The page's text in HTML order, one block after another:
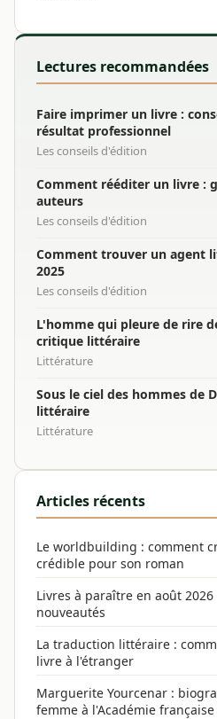
Lectures recommandées
Faire imprimer un livre :
résultat professionnel
Les conseils d'édition
Comment rééditer un livre :
auteurs
Les conseils d'édition
Comment trouver un agent
2025
Les conseils d'édition
L'homme qui pleure de rire
critique littéraire
Littérature
Sous le ciel des hommes de
littéraire
Littérature
Articles récents
Le worldbuilding : comment
crédible pour son roman
Livres à paraître en août
nouveautés
La traduction littéraire :
livre à l'étranger
Marguerite Yourcenar :
femme à l'Académie française